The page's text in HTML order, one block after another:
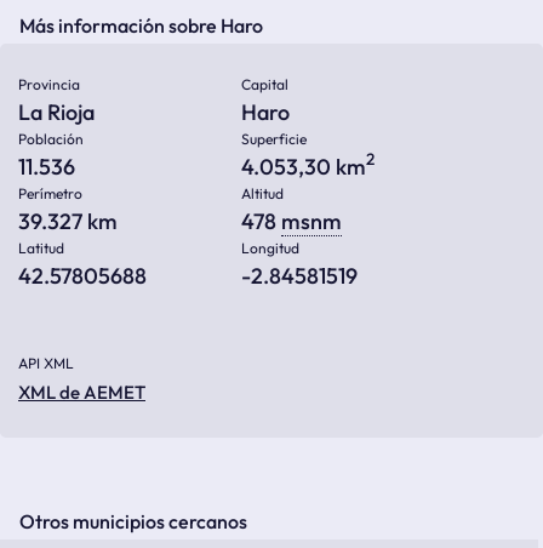
Más información sobre Haro
Provincia
La Rioja
Capital
Haro
Población
11.536
Superficie
4.053,30 km2
Perímetro
39.327 km
Altitud
478 msnm
Latitud
42.57805688
Longitud
-2.84581519
API XML
XML de AEMET
Otros municipios cercanos